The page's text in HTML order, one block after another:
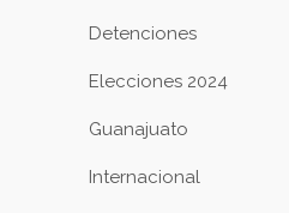
Detenciones
Elecciones 2024
Guanajuato
Internacional